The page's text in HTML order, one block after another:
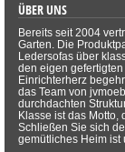
ÜBER UNS
Bereits seit 2004
Garten. Die
Ledersofas über
den eigen
Einrichterherz
das Team von
durchdachten
Klasse ist das Motto,
Schließen Sie sich
gemütliches Heim ist